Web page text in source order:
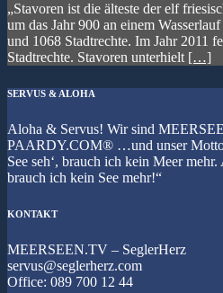
„Stavoren ist die älteste der elf
um das Jahr 900 an einem
und 1068 Stadtrechte. Im Jahr 2011
Stadtrechte. Stavoren unterhielt […]
SERVUS & ALOHA
Aloha & Servus! Wir sind
PAARDY.COM® …und unser Motto
See seh‘, brauch ich kein Meer
brauch ich kein See mehr!“
KONTAKT
MEERSEEN.TV – SeglerHerz
servus@seglerherz.com
Office: 089 700 12 44